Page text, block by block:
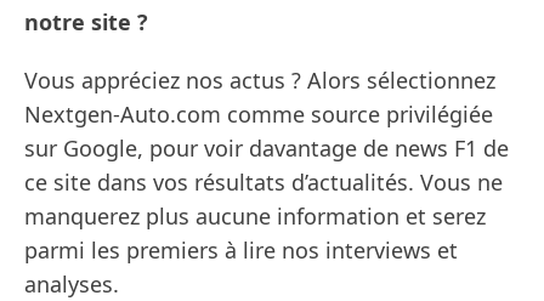
notre site ?
Vous appréciez nos actus ? Alors sélectionnez
Nextgen-Auto.com comme source privilégiée
sur Google, pour voir davantage de news F1 de
ce site dans vos résultats d’actualités. Vous ne
manquerez plus aucune information et serez
parmi les premiers à lire nos interviews et
analyses.